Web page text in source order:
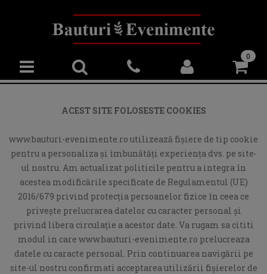
0
ACEST SITE FOLOSESTE COOKIES
www.bauturi-evenimente.ro utilizează fişiere de tip cookie
pentru a personaliza și îmbunătăți experiența dvs. pe site-
ul nostru. Am actualizat politicile pentru a integra în
acestea modificările specificate de Regulamentul (UE)
2016/679 privind protecția persoanelor fizice în ceea ce
privește prelucrarea datelor cu caracter personal și
privind libera circulație a acestor date. Va rugam sa cititi
modul in care www.bauturi-evenimente.ro prelucreaza
datele cu caracte personal. Prin continuarea navigării pe
site-ul nostru confirmati acceptarea utilizării fişierelor de